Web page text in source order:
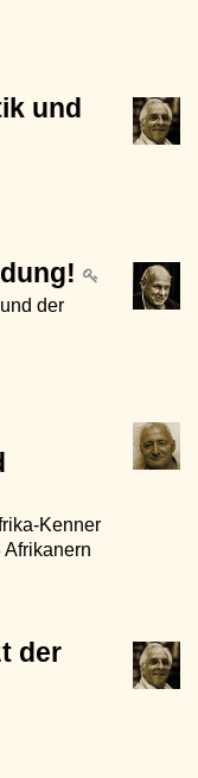
und
der
Kenner
der